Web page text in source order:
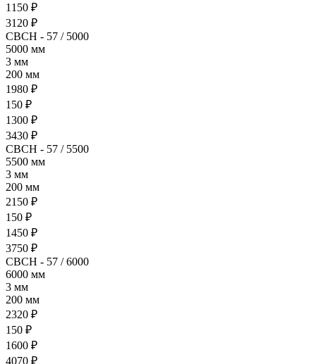
1150 ₽
3120 ₽
СВСН - 57 / 5000
5000 мм
3 мм
200 мм
1980 ₽
150 ₽
1300 ₽
3430 ₽
СВСН - 57 / 5500
5500 мм
3 мм
200 мм
2150 ₽
150 ₽
1450 ₽
3750 ₽
СВСН - 57 / 6000
6000 мм
3 мм
200 мм
2320 ₽
150 ₽
1600 ₽
4070 ₽